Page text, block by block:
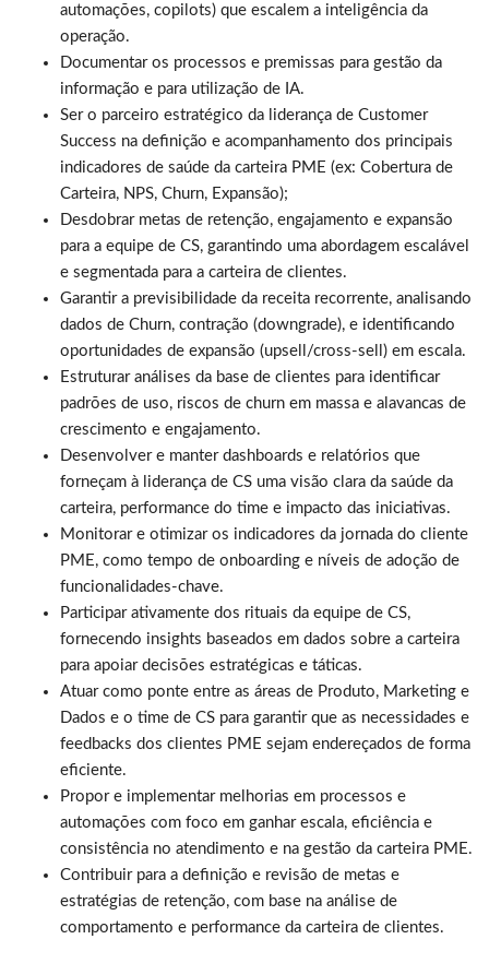
automações, copilots) que escalem a inteligência da
operação.
Documentar os processos e premissas para gestão da
informação e para utilização de IA.
Ser o parceiro estratégico da liderança de Customer
Success na definição e acompanhamento dos principais
indicadores de saúde da carteira PME (ex: Cobertura de
Carteira, NPS, Churn, Expansão);
Desdobrar metas de retenção, engajamento e expansão
para a equipe de CS, garantindo uma abordagem escalável
e segmentada para a carteira de clientes.
Garantir a previsibilidade da receita recorrente, analisando
dados de Churn, contração (downgrade), e identificando
oportunidades de expansão (upsell/cross-sell) em escala.
Estruturar análises da base de clientes para identificar
padrões de uso, riscos de churn em massa e alavancas de
crescimento e engajamento.
Desenvolver e manter dashboards e relatórios que
forneçam à liderança de CS uma visão clara da saúde da
carteira, performance do time e impacto das iniciativas.
Monitorar e otimizar os indicadores da jornada do cliente
PME, como tempo de onboarding e níveis de adoção de
funcionalidades-chave.
Participar ativamente dos rituais da equipe de CS,
fornecendo insights baseados em dados sobre a carteira
para apoiar decisões estratégicas e táticas.
Atuar como ponte entre as áreas de Produto, Marketing e
Dados e o time de CS para garantir que as necessidades e
feedbacks dos clientes PME sejam endereçados de forma
eficiente.
Propor e implementar melhorias em processos e
automações com foco em ganhar escala, eficiência e
consistência no atendimento e na gestão da carteira PME.
Contribuir para a definição e revisão de metas e
estratégias de retenção, com base na análise de
comportamento e performance da carteira de clientes.